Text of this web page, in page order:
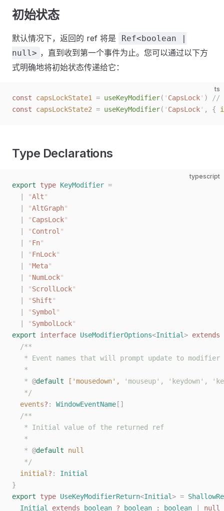
初始状态
默认情况下，返回的 ref 将是
Ref<boolean |
null> ，直到收到第一个事件为止。您可以通过以下方
式明确地将初始状态传递给它：
ts
const capsLockState1 = useKeyModifier( ' CapsLock' )
//
const capsLockState2 = useKeyModifier( ' CapsLock' , {
Type Declarations
typescript
export type KeyModifier =
"Alt"
"AltGraph"
"CapsLock"
"Control "
"Fn"
"FnLock"
"Meta"
"NumLock"
"ScrollLock"
"Shift"
"Symbol "
"SymbolLock"
export interface UseModifierOptions<Initial> extends
  /**
* Event names that will prompt update to modifier
   *
   *
@default ['mousedown',
'mouseup', 'keydown',
   */
  events
? : WindowEventName []
  /**
   * Initial value of the returned ref
   *
   *
@default null
   */
  initial
? : Initial
}
export type UseKeyModifierReturn<Initial> =
  Initial
extends boolean ? boolean : boolean
null